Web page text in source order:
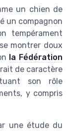
un chien de
un compagnon
tempérament
montrer doux
la Fédération
de caractère
son rôle
y compris
une étude du